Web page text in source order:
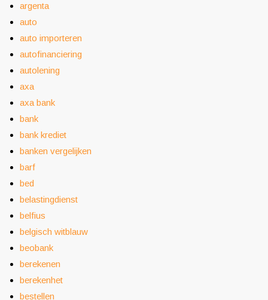
argenta
auto
auto importeren
autofinanciering
autolening
axa
axa bank
bank
bank krediet
banken vergelijken
barf
bed
belastingdienst
belfius
belgisch witblauw
beobank
berekenen
berekenhet
bestellen